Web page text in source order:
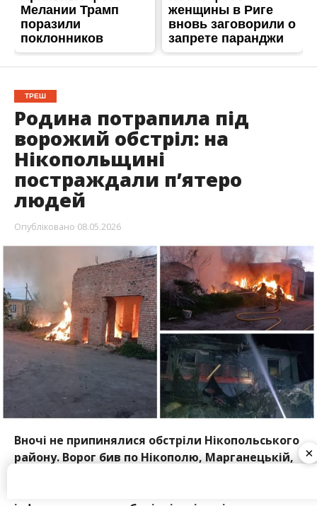
ТРЕШ
Родина потрапила під
ворожий обстріл: на
Нікопольщині
постраждали пʼятеро
людей
Опубліковано 08.05.2026
Вночі не припинялися обстріли Нікопольського
району. Ворог бив по Нікополю, Марганецькій,
×